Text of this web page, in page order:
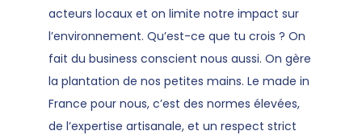
acteurs locaux et on limite notre impact sur
l’environnement. Qu’est-ce que tu crois ? On
fait du business conscient nous aussi. On gère
la plantation de nos petites mains. Le made in
France pour nous, c’est des normes élevées,
de l’expertise artisanale, et un respect strict